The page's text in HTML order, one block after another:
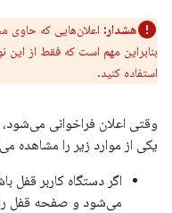
هشدار: اعلان‌هایی که حاوی
بنابراین مهم است که فقط از این
استفاده کنید.
وقتی اعلان فراخوانی
یکی از موارد زیر را مشاهده
اگر دستگاه کاربر قفل
می‌شود و صفحه قفل